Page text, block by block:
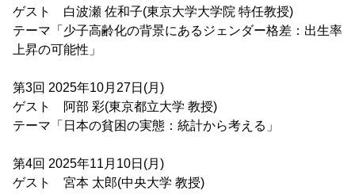
ゲスト 白波瀬 佐和子(東京大学大学院 特任教授)
テーマ「少子高齢化の背景にあるジェンダー格差：出生率
上昇の可能性」
第3回 2025年10月27日(月)
ゲスト 阿部 彩(東京都立大学 教授)
テーマ「日本の貧困の実態：統計から考える」
第4回 2025年11月10日(月)
ゲスト 宮本 太郎(中央大学 教授)